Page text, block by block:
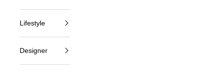
Lifestyle
Designer